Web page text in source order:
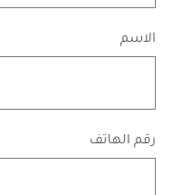
الاسم
رقم الهاتف